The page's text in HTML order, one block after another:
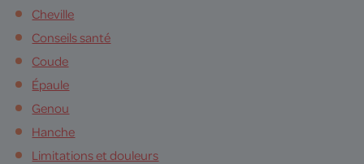
Cheville
Conseils santé
Coude
Épaule
Genou
Hanche
Limitations et douleurs